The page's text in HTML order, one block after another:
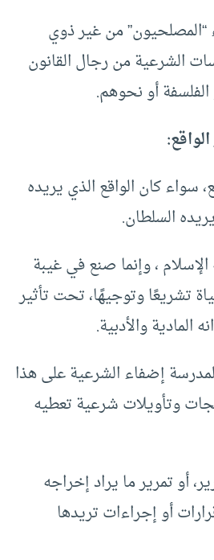
“المصلحيون” من غير ذوي
الشرعية من رجال القانون
الفلسفة أو نحوهم.
سواء كان الواقع الذي يريده
السلطان.
، وإنما صنع في غيبة
تشريعًا وتوجيهًا، تحت تأثير
المادية والأدبية.
إضفاء الشرعية على هذا
وتأويلات شرعية تعطيه
أو تمرير ما يراد إخراجه
أو إجراءات تريدها